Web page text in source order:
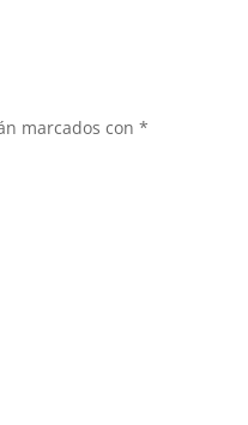
marcados con*